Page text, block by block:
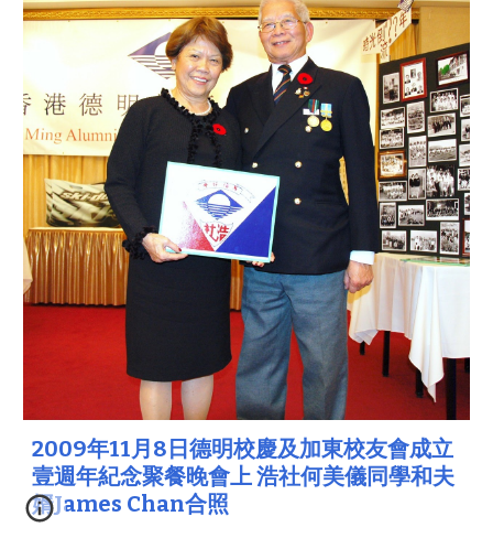
2009年11月8日德明校慶及加東校友會成立
壹週年紀念聚餐晚會上 浩社何美儀同學和夫
婿James Chan合照